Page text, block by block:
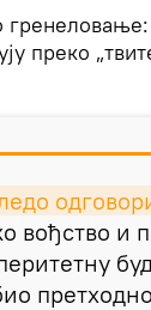
преко
вођство и